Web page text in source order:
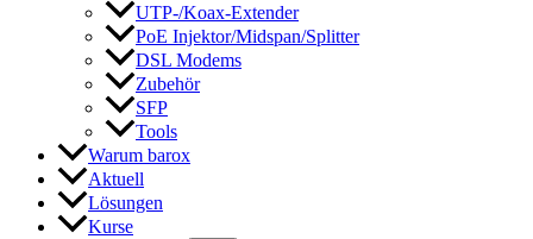
UTP-/Koax-Extender
PoE Injektor/Midspan/Splitter
DSL Modems
Zubehör
SFP
Tools
Warum barox
Aktuell
Lösungen
Kurse